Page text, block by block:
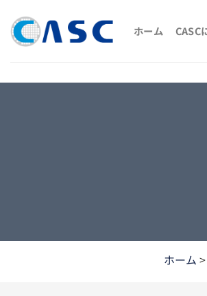
content
ホーム CASC
ホーム >